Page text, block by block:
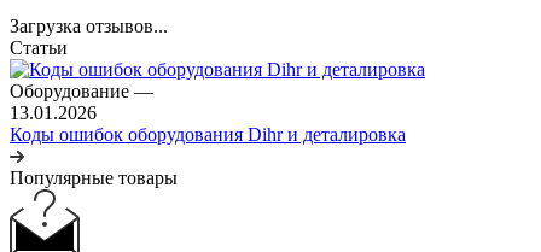
Загрузка отзывов...
Статьи
Оборудование —
13.01.2026
Коды ошибок оборудования Dihr и деталировка
Популярные товары